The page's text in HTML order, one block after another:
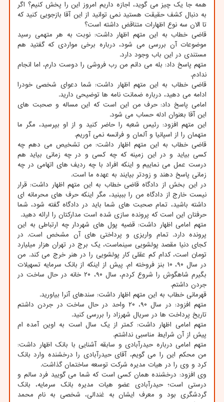
همه جا یک چیز می گوید، اجازه داریم امروز این را پخش کنیم؟ اگر
به دنبال کشف حقیقت هستید نمی توانید از این آقا بازجویی کنید که
تا الان سه نوع اظهارات متناقض داشته است؟
قاضی خطاب به این متهم اظهار داشت: نوبت به هر متهمی رسید
موضوعات آن بررسی می شود، درباره برخی مواردی که گفتید هم
مستندی در این باب وجود دارد.
متهم پاسخ داد: بله می دانم من رب فروشی را دوست دارم، اما انجام
ندادم.
قاضی خطاب به این متهم اظهار داشت: شما دعوای شخصی خودرا
ادامه می دهید، درباره ضمانت نامه ها توضیحی دارید.
امامی پاسخ داد: حرف من این است که این مساله و صحبت های
این آقا بعنوان ادله حساب می شود.
این متهم افزود: رئیس شعبه را حاضر کنید و از او بپرسید، مگر ما
متهمان را از اسپانیا و آلمان و فرانسه نمی آوریم.
قاضی خطاب به این متهم اظهار داشت: من تشخیص می دهم چه
کسی بیاید و در این زمینه که چه کسی و در چه زمانی بیاید هم
درست عمل می نماییم و اینکه افراد با چه ردیف های اتهامی در چه
زمانی پاسخ دهند و زودتر بیایند به عهده ما است.
در این بخش از دادگاه قاضی خطاب به این متهم اظهار داشت: قرار
نیست خارج از دادگاه من را ببینید، مگر اینکه حرف های محرمانه ای
داشته باشید، تمام صحبت های شما باید در دادگاه گفته شود، شما
حرفتان این است که پرونده سازی شده است مدارکتان را ارائه دهید.
متهم امامی اظهار داشت: قضیه پول های شهردار چه ارتباطی به این
پرونده دارد. تمام واریزی و پرداختی های آن مشخص است. در
کجای دنیا مقصد پولشویی سینماست، یک برج در تهران هزار میلیارد
تومان است، کدام کم عقلی کار پولشویی را در هنر خرج می کند. من
در سال ۹۰، ۱۰ بنز فروخته ام. پیش از اینکه از بانک سرمایه تسهیلات
بگیرم شاهگوش را شروع کردم، سال ۹۰، ۲۰ خانه در حال ساخت در
جردن داشتم.
قهرمانی خطاب به این متهم اظهار داشت: سندهای آنرا بیاورید.
متهم افزود: در سال ۹۰، ۲۰ واحد در حال ساخت در جردن داشتم
تاریخ پرداخت ها در سریال شهرزاد را بررسی کنید.
متهم امامی اظهار داشت: کمتر از یک سال است به اوین آمده ام
پیش از آن شرایط مناسبی نداشتم.
متهم امامی درباره حیدرآبادی و سابقه آشنایی با بانک اظهار داشت:
من محکم این را می گویم، آقای حیدرآبادی را درخشنده وارد بانک
کرد و وی را در هیات مدیره شرکت توسعه ساختمان گذاشت.
وی افزود: درخشنده همان کسی است که شما می گویید فرد سالم و
درستی است؛ حیدرآبادی عضو هیات مدیره بانک سرمایه، بانک
گردشگری بود و معرف ایشان به غندالی، شخصی به نام محمد